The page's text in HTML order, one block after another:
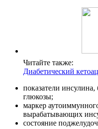
Читайте также:
Диабетический
показатели
глюкозы;
маркер
вырабатывающих
состояние